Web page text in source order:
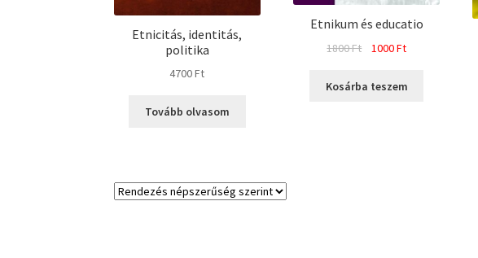
Etnicitás, identitás,
politika
4700Ft
Tovább olvasom
Etnikum és educatio
1800Ft
Original
was:
1000FtCurrent
is:
Kosárba teszem